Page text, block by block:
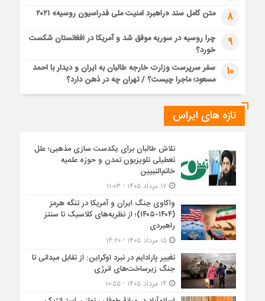
8 متن کامل سند «راهبرد امنیت ملی فدراسیون روسیه» ۲۰۲۱
9
چرا روسیه در سوریه موفق شد و آمریکا در افغانستان شکست
خورد؟
10
سفر سرپرست وزارت خارجه طالبان به ایران و دیدار با احمد
مسعود؛ ماجرا چیست؟ / تهران چه در ذهن دارد؟
تازه های ایراس
تلاش طالبان برای یکدست سازی مذهبی؛ علل
تعطیلی تلویزیون تمدن و حوزه علمیه
خاتم‌النبیین
واکاوی جنگ ایران و آمریکا در تنگه هرمز
(۱۴۰۴-۱۴۰۵)؛ از نظریه‌های کلاسیک تا سنتز
راهبردی
۱۵ مرداد ۱۴۰۵ - ۱۴:۲۰
تغییر پارادایم در نبرد اوکراین: از تقابل میدانی تا
جنگ زیرساخت‌های انرژی